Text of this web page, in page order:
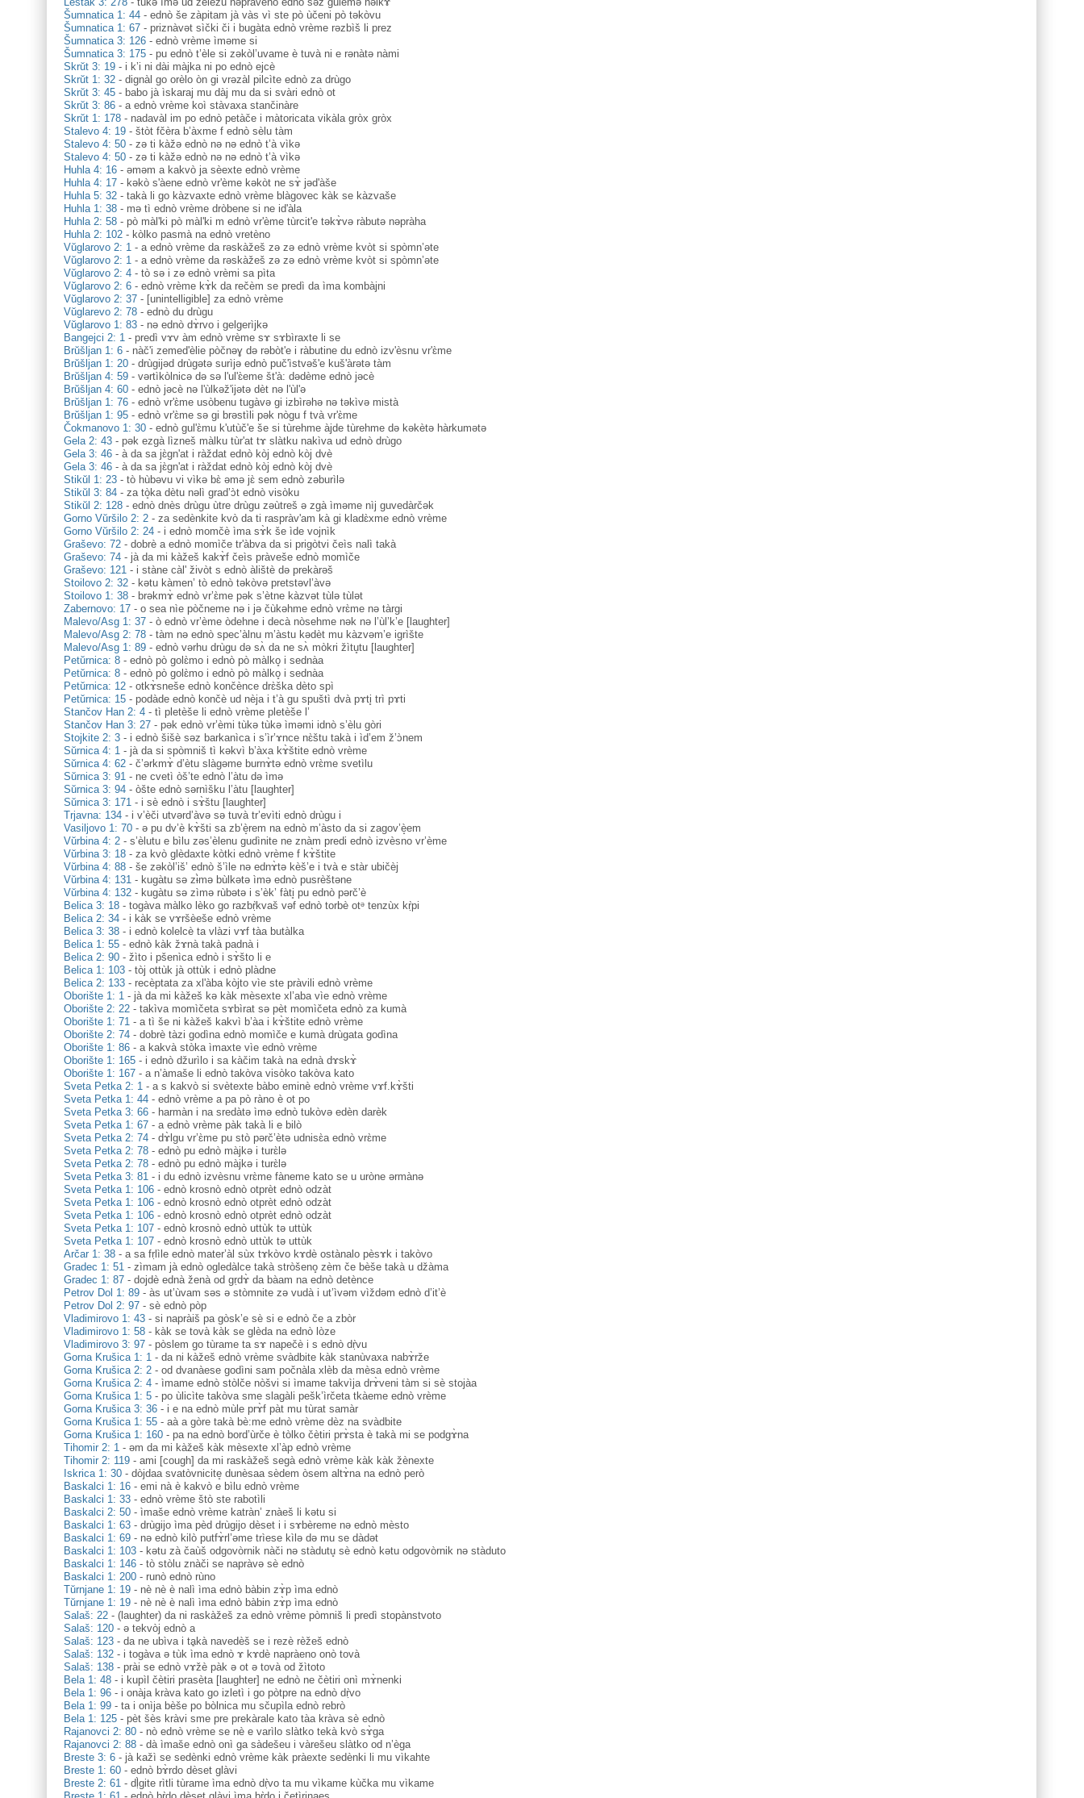
Šumnatica 1: 44 - ednò še zàpitam jà vàs vì ste pò ùčeni pò təkòvu
Šumnatica 1: 67 - priznàvət sìčki či i bugàta ednò vrème rəzbìš li prez
Šumnatica 3: 126 - ednò vrème ìməme si
Šumnatica 3: 175 - pu ednò t’èle si zəkòl’uvame è tuvà ni e rənàtə nàmi
Skrŭt 3: 19 - i k’i ni dài màjka ni po ednò ejcè
Skrŭt 1: 32 - dignàl go orèlo òn gi vrəzàl pilcìte ednò za drùgo
Skrŭt 3: 45 - babo jà ìskaraj mu dàj mu da si svàri ednò ot
Skrŭt 3: 86 - a ednò vrème koì stàvaxa stančinàre
Skrŭt 1: 178 - nadavàl im po ednò petàče i màtoricata vikàla gròx gròx
Stalevo 4: 19 - štòt fčèra b’àxme f ednò sèlu tàm
Stalevo 4: 50 - zə ti kàžə ednò nə nə ednò t’à vìkə
Stalevo 4: 50 - zə ti kàžə ednò nə nə ednò t’à vìkə
Huhla 4: 16 - əməm a kakvò ja sèexte ednò vrème
Huhla 4: 17 - kəkò s'àene ednò vr'ème kəkòt ne sɤ̀ jəd'àše
Huhla 5: 32 - takà li go kàzvaxte ednò vrème blàgovec kàk se kàzvaše
Huhla 1: 38 - mə tì ednò vrème dròbene si ne id'àla
Huhla 2: 58 - pò màl'ki pò màl'ki m ednò vr'ème tùrcit'e təkɤ̀və ràbutə nəpràha
Huhla 2: 102 - kòlko pasmà na ednò vretèno
Vŭglarovo 2: 1 - a ednò vrème da rəskàžeš zə zə ednò vrème kvòt si spòmn’əte
Vŭglarovo 2: 1 - a ednò vrème da rəskàžeš zə zə ednò vrème kvòt si spòmn’əte
Vŭglarovo 2: 4 - tò sə i zə ednò vrèmi sa pìta
Vŭglarovo 2: 6 - ednò vrème kɤ̀k da rečèm se predì da ìma kombàjni
Vŭglarovo 2: 37 - [unintelligible] za ednò vrème
Vŭglarevo 2: 78 - ednò du drùgu
Vŭglarovo 1: 83 - nə ednò dɤ̀rvo i gelgerìjkə
Bangejci 2: 1 - predì vɤv àm ednò vrème sɤ sɤbìraxte li se
Brŭšljan 1: 6 - nàč'i zemed'èlie pòčnəɣ də rəbòt'e i ràbutine du ednò izv'èsnu vr'ɛ̀me
Brŭšljan 1: 20 - drùgijəd drùgətə surìjə ednò puč'ìstvəš'e kuš'àrətə tàm
Brŭšljan 4: 59 - vərtìkòlnicə də sə l'ul'ɛ̀eme št'à: dədème ednò jəcè
Brŭšljan 4: 60 - ednò jəcè nə l'ùlkəž'ijətə dèt nə l'ùl'ə
Brŭšljan 1: 76 - ednò vr'ɛ̀me usòbenu tugàvə gi izbìrəhə nə təkìvə mistà
Brŭšljan 1: 95 - ednò vr'ɛ̀me sə gi brəstìli pək nògu f tvà vr'ɛ̀me
Čokmanovo 1: 30 - ednò gul'ɛ̀mu k'utùč'e še si tùrehme àjde tùrehme də kəkètə hàrkumətə
Gela 2: 43 - pək ezgà lìzneš màlku tùr'at tɤ slàtku nakìva ud ednò drùgo
Gela 3: 46 - à da sa jɛ̀gn'at i ràždat ednò kòj ednò kòj dvè
Gela 3: 46 - à da sa jɛ̀gn'at i ràždat ednò kòj ednò kòj dvè
Stikŭl 1: 23 - tò hùbəvu vi vìkə bɛ̀ əmə jɛ̀ sem ednò zəburìlə
Stikŭl 3: 84 - za tò̝ka dètu nəlì grad’ɔ̀t ednò visòku
Stikŭl 2: 128 - ednò dnès drùgu ùtre drùgu zəùtreš ə zgà ìməme nìj guvedàrčək
Gorno Vŭršilo 2: 2 - za sedènkite kvò da ti raspràv'am kà gi kladɛ̀xme ednò vrème
Gorno Vŭršilo 2: 24 - i ednò momčè ìma sɤ̀k še ìde vojnìk
Graševo: 72 - dobrè a ednò momìče tr'àbva da si prigòtvi čeìs nalì takà
Graševo: 74 - jà da mi kàžeš kakɤ̀f čeìs pràveše ednò momìče
Graševo: 121 - i stàne càl' živòt s ednò àlištè də prekàrəš
Stoilovo 2: 32 - kәtu kàmen’ tò ednò tәkòvә pretstәvl’àvә
Stoilovo 1: 38 - brəkmɤ̀ ednò vr’ɛ̀me pək s’ètne kàzvət tùlə tùlət
Zabernovo: 17 - o sea nìe pòčneme nə i jə čùkəhme ednò vrɛ̀me nə tàrgi
Malevo/Asg 1: 37 - ò ednò vr’ème òdehne i decà nòsehme nək nə l’ùl’k’e [laughter]
Malevo/Asg 2: 78 - tàm nə ednò spec’àlnu m’àstu kədèt mu kàzvəm’e igrìšte
Malevo/Asg 1: 89 - ednò vərhu drùgu də sʌ̀ da ne sʌ̀ mòkri žìtu̥tu [laughter]
Petŭrnica: 8 - ednò pò golɛ̀mo i ednò pò màlko̥ i sednàa
Petŭrnica: 8 - ednò pò golɛ̀mo i ednò pò màlko̥ i sednàa
Petŭrnica: 12 - otkɤ̀sneše ednò končènce drɛ̀ška dèto spì
Petŭrnica: 15 - podàde ednò končè ud nèja i t’à gu spuštì dvà pɤti̥ trì pɤti
Stančov Han 2: 4 - tì pletèše li ednò vrème pletèše l’
Stančov Han 3: 27 - pək ednò vr’èmi tùkə tùkə ìməmi idnò s’èlu gòri
Stojkite 2: 3 - i ednò šišè səz barkanìca i s’ìr’ɤnce nɛ̀štu takà i ìd’em ž’ɔ̀nem
Sŭrnica 4: 1 - jà da si spòmniš tì kəkvì b’àxa kɤ̀štite ednò vrème
Sŭrnica 4: 62 - č’ərkmɤ̀ d’ètu slàgəme burnɤ̀tə ednò vrɛ̀me svetìlu
Sŭrnica 3: 91 - ne cvetì òš’te ednò l’àtu də ìmə
Sŭrnica 3: 94 - òšte ednò sərnìšku l’àtu [laughter]
Sŭrnica 3: 171 - i sè ednò i sɤ̀štu [laughter]
Trjavna: 134 - i v’èči utvərd’àvə sə tuvà tr’evìti ednò drùgu i
Vasiljovo 1: 70 - ə pu dv’è kɤ̀šti sa zb’è̝rem na ednò m’àsto da si zagov’è̝em
Vŭrbina 4: 2 - s’èlutu e bìlu zəs’èlenu gudìnite ne znàm predi ednò izvèsno vr’ème
Vŭrbina 3: 18 - za kvò glèdaxte kòtki ednò vrème f kɤ̀štite
Vŭrbina 4: 88 - še zəkòl’iš’ ednò š’ìle nə ednɤ̀tə kèš’e i tvà e stàr ubičèj
Vŭrbina 4: 131 - kugàtu sə zɨ̀mə bùlkətə ìmə ednò pusrèštəne
Vŭrbina 4: 132 - kugàtu sə zìmə rùbətə i s’èk’ fàti̥ pu ednò pərč’è
Belica 3: 18 - togàva màlko lèko go razbṛ̀kvaš vəf ednò torbè otᵊ tenzùx kṛ̀pi
Belica 2: 34 - i kàk se vɤršèeše ednò vrème
Belica 3: 38 - i ednò kolelcè ta vlàzi vɤf tàa butàlka
Belica 1: 55 - ednò kàk žɤnà takà padnà i
Belica 2: 90 - žìto i pšenìca ednò i sɤ̀što li e
Belica 1: 103 - tòj ottùk jà ottùk i ednò plàdne
Belica 2: 133 - recèptata za xl'àba kòjto vìe ste pràvili ednò vrème
Oborište 1: 1 - jà da mi kàžeš kə kàk mèsexte xl’aba vìe ednò vrème
Oborište 2: 22 - takìva momìčeta sɤbìrat sə pèt momìčeta ednò za kumà
Oborište 1: 71 - a tì še ni kàžeš kakvì b’àa i kɤ̀štite ednò vrème
Oborište 2: 74 - dobrè tàzi godìna ednò momìče e kumà drùgata godìna
Oborište 1: 86 - a kakvà stòka ìmaxte vìe ednò vrème
Oborište 1: 165 - i ednò džurìlo i sa kàčim takà na ednà dɤskɤ̀
Oborište 1: 167 - a n’àmaše li ednò takòva visòko takòva kato
Sveta Petka 2: 1 - a s kakvò si svètexte bàbo eminè ednò vrème vɤf.kɤ̀šti
Sveta Petka 1: 44 - ednò vrème a pa pò ràno è ot po
Sveta Petka 3: 66 - harmàn i na sredàtə ìmə ednò tukòvə edèn darèk
Sveta Petka 1: 67 - a ednò vrème pàk takà li e bilò
Sveta Petka 2: 74 - dɤ̀lgu vr’ɛ̀me pu stò pәrč’ètә udnisɛ̀a ednò vrɛ̀me
Sveta Petka 2: 78 - ednò pu ednò màjkә i turɛ̀lә
Sveta Petka 2: 78 - ednò pu ednò màjkә i turɛ̀lә
Sveta Petka 3: 81 - i du ednò izvèsnu vrɛ̀me fàneme kato se u uròne ərmànə
Sveta Petka 1: 106 - ednò krosnò ednò otprèt ednò odzàt
Sveta Petka 1: 106 - ednò krosnò ednò otprèt ednò odzàt
Sveta Petka 1: 106 - ednò krosnò ednò otprèt ednò odzàt
Sveta Petka 1: 107 - ednò krosnò ednò uttùk tə uttùk
Sveta Petka 1: 107 - ednò krosnò ednò uttùk tə uttùk
Arčar 1: 38 - a sa fṛlìle ednò mater’àl sùx tɤkòvo kɤdè ostànalo pèsɤk i takòvo
Gradec 1: 51 - zìmam jà ednò ogledàlce takà stròšeno̥ zèm če bèše takà u džàma
Gradec 1: 87 - dojdè ednà ženà od gṛdɤ̀ da bàam na ednò detènce
Petrov Dol 1: 89 - às ut’ùvam səs ə stòmnite zə vudà i ut’ìvəm vìždəm ednò d’it’è
Petrov Dol 2: 97 - sè ednò pòp
Vladimirovo 1: 43 - si napràiš pa gòsk’e sè si e ednò če a zbòr
Vladimirovo 1: 58 - kàk se tovà kàk se glèda na ednò lòze
Vladimirovo 3: 97 - pòslem go tùrame ta sɤ napečè i s ednò dṛ̀vu
Gorna Krušica 1: 1 - da ni kàžeš ednò vrème svàdbite kàk stanùvaxa nabɤ̀rže
Gorna Krušica 2: 2 - od dvanàese godìni sam počnàla xlèb da mèsa ednò vrème
Gorna Krušica 2: 4 - ìmame ednò stòlče nòšvi si ìmame takvìja drɤ̀veni tàm si sè stojàa
Gorna Krušica 1: 5 - po ùlicìte takòva sme slagàli pešk’ìrčeta tkàeme ednò vrème
Gorna Krušica 3: 36 - i e na ednò mùle prɤ̀f pàt mu tùrat samàr
Gorna Krušica 1: 55 - aà a gòre takà bè:me ednò vrème dèz na svàdbite
Gorna Krušica 1: 160 - pa na ednò bord’ùrče è tòlko čètiri prɤ̀sta è takà mi se podgɤ̀na
Tihomir 2: 1 - əm da mi kàžeš kàk mèsexte xl’àp ednò vrème
Tihomir 2: 119 - ami [cough] da mi raskàžeš segà ednò vrème kàk kàk žènexte
Iskrica 1: 30 - dòjdaa svatòvnicite̝ dunèsaa sèdem òsem altɤ̀na na ednò però
Baskalci 1: 16 - emi nà è kakvò e bìlu ednò vrème
Baskalci 1: 33 - ednò vrème štò ste rabotìli
Baskalci 2: 50 - ìmaše ednò vrème katràn’ znàeš li kәtu si
Baskalci 1: 63 - drùgijo ìma pèd drùgijo dèset i i sɤbèreme nә ednò mèsto
Baskalci 1: 69 - nә ednò kilò putfɤ̀rl’әme trìese kìlə dә mu se dàdәt
Baskalci 1: 103 - kәtu zà čaùš odgovòrnik nàči nә stàdutu̥ sè ednò kәtu odgovòrnik nә stàduto
Baskalci 1: 146 - tò stòlu znàči se napràvә sè ednò
Baskalci 1: 200 - runò ednò rùno
Tŭrnjane 1: 19 - nè nè è nalì ìma ednò bàbin zɤ̀p ìma ednò
Tŭrnjane 1: 19 - nè nè è nalì ìma ednò bàbin zɤ̀p ìma ednò
Salaš: 22 - (laughter) da ni raskàžeš za ednò vrème pòmniš li predì stopànstvoto
Salaš: 120 - ə tekvòj ednò a
Salaš: 123 - da ne ubìva i tḁkà navedèš se i rezè rèžeš ednò
Salaš: 132 - i togàva ə tùk ìma ednò ɤ kɤdè napràeno onò tovà
Salaš: 138 - prài se ednò vɤžè pàk ə ot ə tovà od žìtoto
Bela 1: 48 - i kupìl čètiri prasèta [laughter] ne ednò ne čètiri onì mɤ̀nenki
Bela 1: 96 - i onàja kràva kato go izletì i go pòtpre na ednò dṛ̀vo
Bela 1: 99 - ta i onìja bèše po bòlnica mu sčupìla ednò rebrò
Bela 1: 125 - pèt šès kràvi sme pre prekàrale kato tàa kràva sè ednò
Rajanovci 2: 80 - nò ednò vrème se nè e varìlo slàtko tekà kvò sɤ̀ga
Rajanovci 2: 88 - dà ìmaše ednò onì ga sàdešeu i vàrešeu slàtko od n’èga
Breste 3: 6 - jà kažì se sedènki ednò vrème kàk pràexte sedènki li mu vìkahte
Breste 1: 60 - ednò bɤ̀rdo dèset glàvi
Breste 2: 61 - dḷ̀gite rìtli tùrame ìma ednò dṛ̀vo ta mu vìkame kùčka mu vìkame